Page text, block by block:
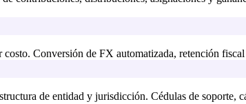
Conversión de FX automatizada, retención
de entidad y jurisdicción. Cédulas de soporte,